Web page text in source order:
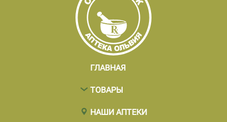
ГЛАВНАЯ
ТОВАРЫ
НАШИ АПТЕКИ